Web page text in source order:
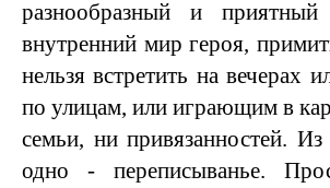
разнообразный и
внутренний мир героя,
нельзя встретить на вечерах
по улицам, или играющим в
семьи, ни привязанностей. Из
одно - переписыванье.